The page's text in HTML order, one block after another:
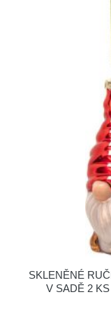
SKLENĚNÉ
V SADĚ 2